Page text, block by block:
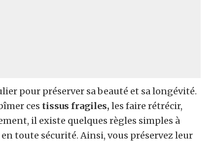
pour préserver sa beauté et sa longévité.
ces tissus fragiles, les faire rétrécir,
il existe quelques règles simples à
en toute sécurité. Ainsi, vous préservez leur